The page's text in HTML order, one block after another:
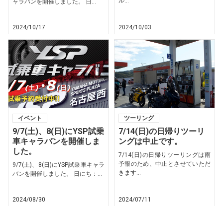
ャラバンを開催しました。 日...
2024/10/17 2024/10/03
イベント
9/7(土)、8(日)にYSP試乗
車キャラバンを開催しま
した。
9/7(土)、8(日)にYSP試乗車キャラ
バンを開催しました。 日にち：...
2024/08/30
ツーリング
7/14(日)の日帰りツーリ
ングは中止です。
7/14(日)の日帰りツーリングは雨
予報のため、中止とさせていただ
きます...
2024/07/11